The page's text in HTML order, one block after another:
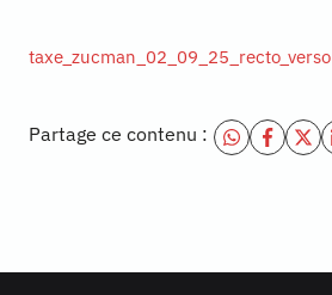
taxe_zucman_02_09_25_recto_verso
Partage ce contenu :